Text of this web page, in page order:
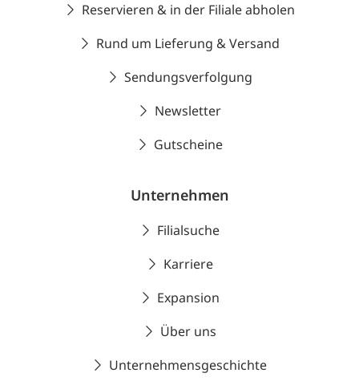
Reservieren & in der Filiale abholen
Rund um Lieferung & Versand
Sendungsverfolgung
Newsletter
Gutscheine
Unternehmen
Filialsuche
Karriere
Expansion
Über uns
Unternehmensgeschichte